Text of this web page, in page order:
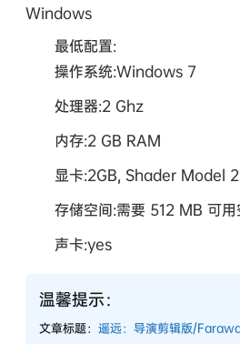
Windows
最低配置:
操作系统:Windows 7
处理器:2 Ghz
内存:2 GB RAM
显卡:2GB, Shader Model
存储空间:需要 512 MB 可用
声卡:yes
温馨提示：
文章标题： 遥远：导演剪辑版/